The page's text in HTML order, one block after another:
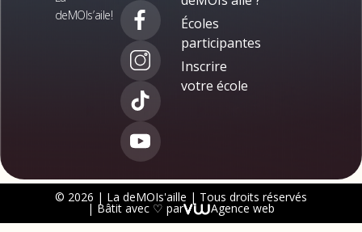
deMOIs’aile!
Écoles
participantes
Inscrire
votre école
© 2026 | La deMOIs'aille | Tous droits réservés
| Bâtit avec ♡ par Agence web